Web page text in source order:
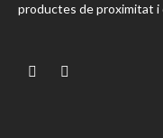
productes de proximitat i